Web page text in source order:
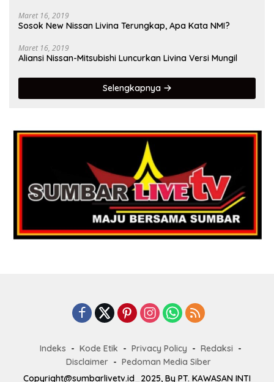
Maret 16, 2019
Sosok New Nissan Livina Terungkap, Apa Kata NMI?
Maret 16, 2019
Aliansi Nissan-Mitsubishi Luncurkan Livina Versi Mungil
Selengkapnya
Indeks Kode Etik Privacy Policy
Redaksi
Disclaimer
Pedoman Media Siber
Copyright@sumbarlivetv.id_2025, By PT. KAWASAN INTI